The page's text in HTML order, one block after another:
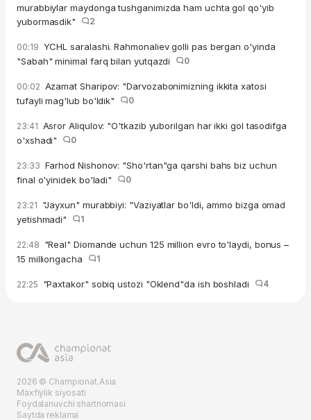
murabbiylar maydonga tushganimizda ham uchta gol qo'yib
yubormasdik"
2
00:19 YCHL saralashi. Rahmonaliev golli pas bergan o'yinda
"Sabah" minimal farq bilan yutqazdi
0
00:02 Azamat Sharipov: "Darvozabonimizning ikkita xatosi
tufayli mag'lub bo'ldik"
0
23:41 Asror Aliqulov: "O'tkazib yuborilgan har ikki gol tasodifga
o'xshadi"
0
23:33 Farhod Nishonov: "Sho'rtan"ga qarshi bahs biz uchun
final o'yinidek bo'ladi"
0
23:21 "Jayxun" murabbiyi: "Vaziyatlar bo'ldi, ammo bizga omad
yetishmadi"
1
22:48 "Real" Diomande uchun 125 million evro to'laydi, bonus –
15 milliongacha
1
22:25 "Paxtakor" sobiq ustozi "Oklend"da ish boshladi 4
2026 © Championat.Asia
Maxfiylik siyosati
Foydalanuvchi shartnomasi
Saytda reklama